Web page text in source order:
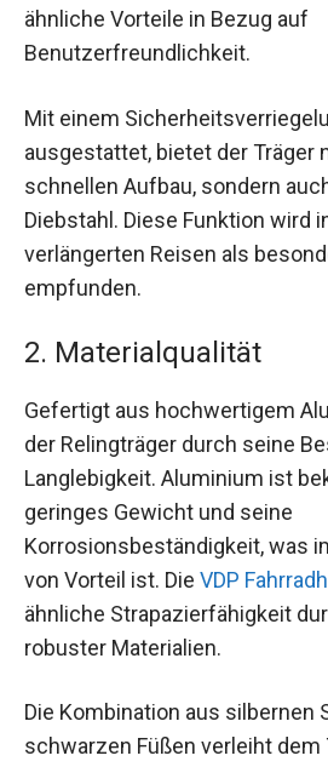
ähnliche Vorteile in Bezug auf
Benutzerfreundlichkeit.
Mit einem
ausgestattet, bietet der Träger
schnellen Aufbau, sondern
Diebstahl. Diese Funktion wird
verlängerten Reisen als
empfunden.
2. Materialqualität
Gefertigt aus hochwertigem
der Relingträger durch seine
Langlebigkeit. Aluminium ist
geringes Gewicht und seine
Korrosionsbeständigkeit, was
von Vorteil ist. Die VDP
ähnliche Strapazierfähigkeit
robuster Materialien.
Die Kombination aus silbernen
schwarzen Füßen verleiht dem